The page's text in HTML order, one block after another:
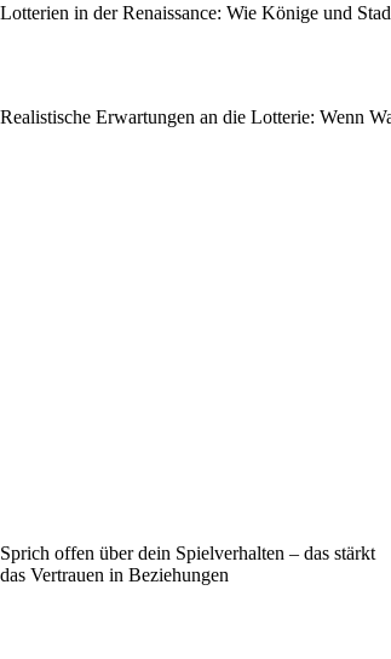
Lotterien in der Renaissance: Wie Könige und
Realistische Erwartungen an die Lotterie: Wenn
Sprich offen über dein Spielverhalten – das stärkt
das Vertrauen in Beziehungen